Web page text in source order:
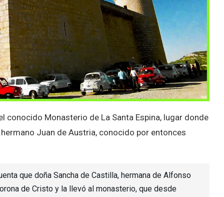
conocido Monasterio de La Santa Espina, lugar donde
Juan de Austria, conocido por entonces
que doña Sancha de Castilla, hermana de Alfonso
de Cristo y la llevó al monasterio, que desde